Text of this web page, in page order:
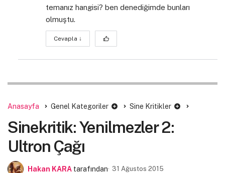
temanız hangisi? ben denediğimde bunları
olmuştu.
Cevapla ↓
Anasayfa Genel Kategoriler Sine Kritikler
Sinekritik: Yenilmezler 2:
Ultron Çağı
Hakan KARA tarafından
31 Ağustos 2015